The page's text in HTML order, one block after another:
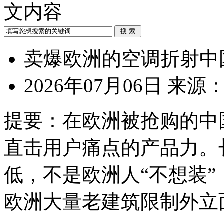
文内容
卖爆欧洲的空调折射
2026年07月06日 来源
提要： 在欧洲被抢购的
直击用户痛点的产品力
低，不是欧洲人“不想装
欧洲大量老建筑限制外